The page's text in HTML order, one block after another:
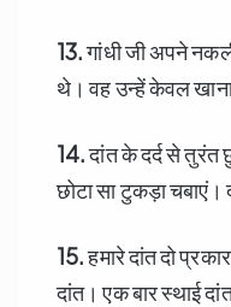
13.गांधी जी अपने
थे। वह उन्हें केवल
14.दांत के दर्द से तुरंत
छोटा सा टुकड़ा चबाएं।
15.हमारे दांत दो
दांत। एक बार स्थाई